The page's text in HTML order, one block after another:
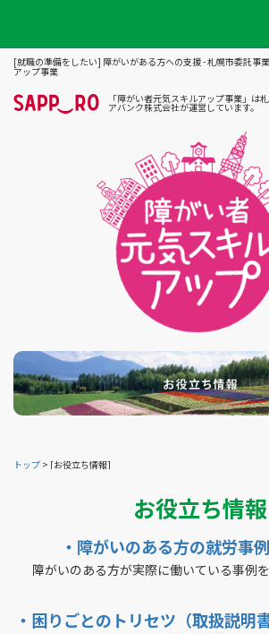
[就職の準備をしたい] 障がいがある方への支援 - 札幌市委託事
アップ事業
「障がい者元気スキルアップ事業」は
アバンク株式会社が運営しています。
トップ > [お役立ち情報]
お役立ち情報
・障がいのある方の就労事
障がいのある方が実際に働いている事例を
・困りごとのトリセツ（取扱説明書